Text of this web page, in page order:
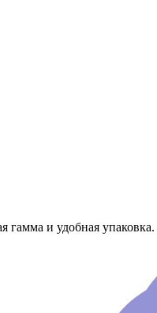
и удобная упаковка.